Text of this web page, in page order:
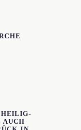
HEILIG-
AUCH